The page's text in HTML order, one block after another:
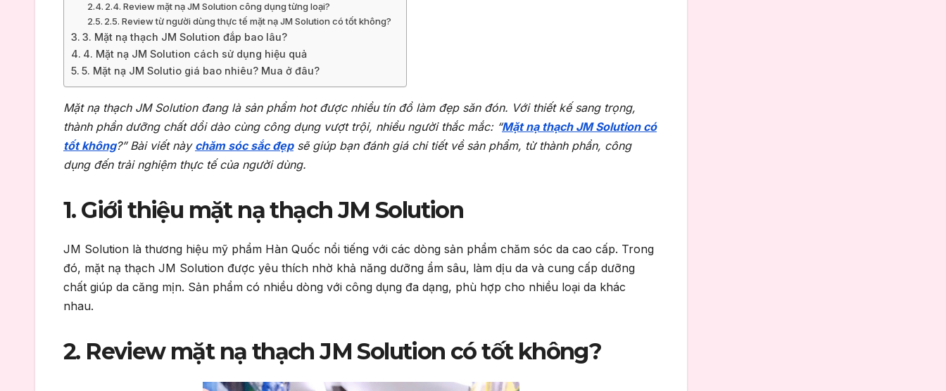
2.4. Review mặt nạ JM Solution công dụng từng loại?
2.5. Review từ người dùng thực tế mặt nạ JM Solution có tốt không?
3. Mặt nạ thạch JM Solution đắp bao lâu?
4. Mặt nạ JM Solution cách sử dụng hiệu quả
5. Mặt nạ JM Solutio giá bao nhiêu? Mua ở đâu?
Mặt nạ thạch JM Solution đang là sản phẩm hot được nhiều tín đồ làm đẹp săn đón. Với thiết kế sang trọng,
thành phần dưỡng chất dồi dào cùng công dụng vượt trội, nhiều người thắc mắc: “Mặt nạ thạch JM Solution có
tốt không?” Bài viết này chăm sóc sắc đẹpsẽ giúp bạn đánh giá chi tiết về sản phẩm, từ thành phần, công
dụng đến trải nghiệm thực tế của người dùng.
1. Giới thiệu mặt nạ thạch JM Solution
JM Solution là thương hiệu mỹ phẩm Hàn Quốc nổi tiếng với các dòng sản phẩm chăm sóc da cao cấp. Trong
đó, mặt nạ thạch JM Solution được yêu thích nhờ khả năng dưỡng ẩm sâu, làm dịu da và cung cấp dưỡng
chất giúp da căng mịn. Sản phẩm có nhiều dòng với công dụng đa dạng, phù hợp cho nhiều loại da khác
nhau.
2. Review mặt nạ thạch JM Solution có tốt không?